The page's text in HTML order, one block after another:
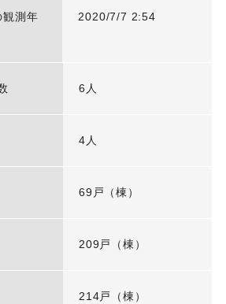
観測年
2020/7/7 2:54
6人
4人
69戸（棟）
209戸（棟）
214戸（棟）